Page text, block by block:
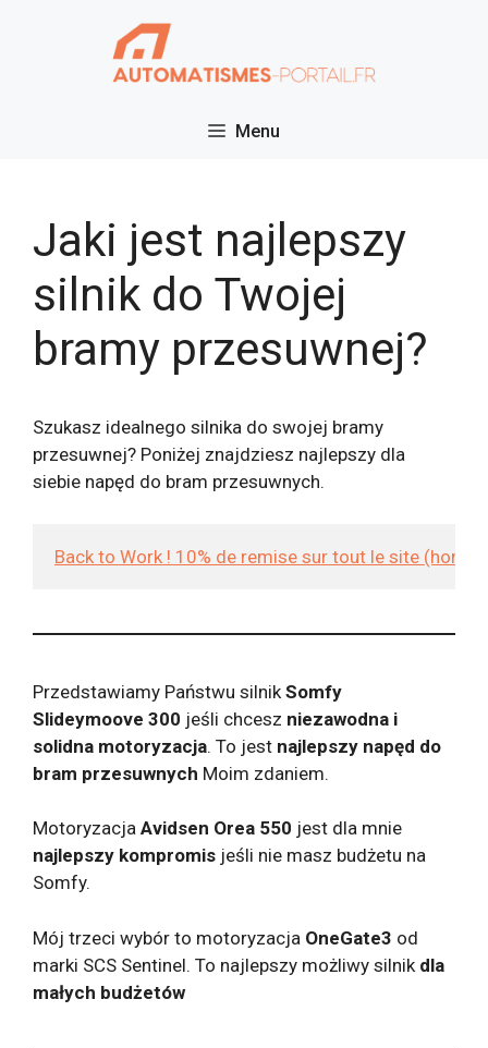
Menu
Jaki jest najlepszy
silnik do Twojej
bramy przesuwnej?
Szukasz idealnego silnika do swojej bramy
przesuwnej? Poniżej znajdziesz najlepszy dla
siebie napęd do bram przesuwnych.
Back to Work ! 10% de remise sur tout le site (hors
Przedstawiamy Państwu silnik Somfy
Slideymoove 300 jeśli chcesz niezawodna i
solidna motoryzacja. To jest najlepszy napęd do
bram przesuwnych Moim zdaniem.
Motoryzacja Avidsen Orea 550 jest dla mnie
najlepszy kompromis jeśli nie masz budżetu na
Somfy.
Mój trzeci wybór to motoryzacja OneGate3 od
marki SCS Sentinel. To najlepszy możliwy silnik dla
małych budżetów